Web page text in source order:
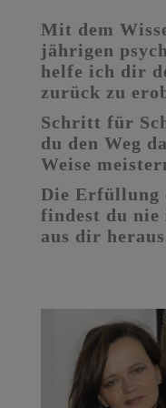
Mit dem
jährigen
helfe ich dir
zurück zu
Schritt für
du den Weg
Weise
Die Erfüllung
findest du nie
aus dir